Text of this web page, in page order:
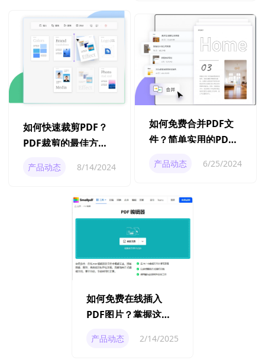
如何快速裁剪PDF？
PDF裁剪的最佳方法
产品动态 8/14/2024
如何免费合并PDF文
件？简单实用的PDF
产品动态 6/25/2024
如何免费在线插入
PDF图片？掌握这份
文档！
产品动态 2/14/2025